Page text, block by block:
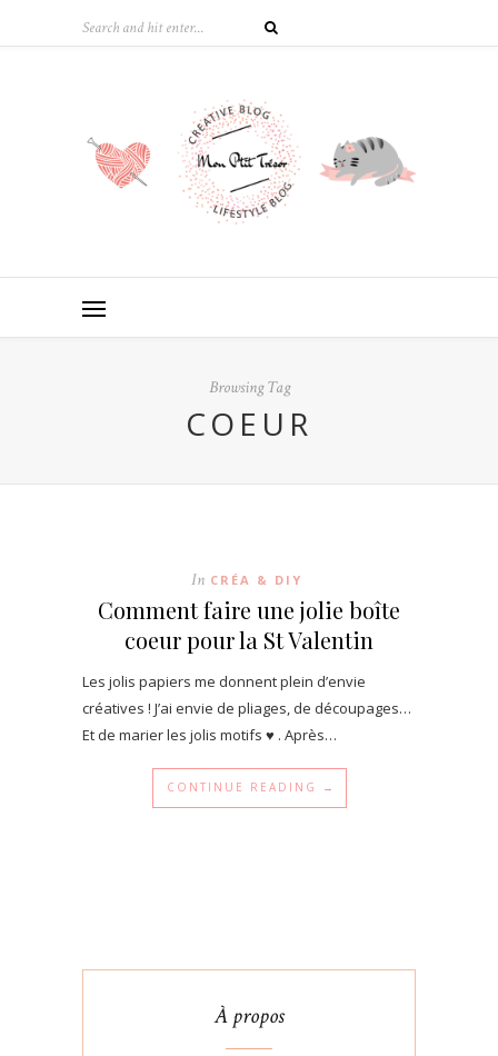
Browsing Tag
COEUR
In CRÉA & DIY
Comment faire une jolie boîte
coeur pour la St Valentin
Les jolis papiers me donnent plein d’envie
créatives ! J’ai envie de pliages, de découpages…
Et de marier les jolis motifs ♥ . Après…
CONTINUE READING →
À propos